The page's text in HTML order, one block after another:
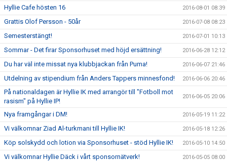
Hyllie Cafe hösten 16 2016-08-01 08:39
Grattis Olof Persson - 50år 2016-07-08 08:23
Semesterstängt! 2016-07-01 10:13
Sommar - Det firar Sponsorhuset med höjd ersättning! 2016-06-28 12:12
Du har väl inte missat nya klubbjackan från Puma! 2016-06-07 21:46
Utdelning av stipendium från Anders Tappers minnesfond! 2016-06-06 20:46
På nationaldagen är Hyllie IK med arrangör till "Fotboll mot
rasism" på Hyllie IP!
2016-06-05 20:06
Nya framgångar i DM! 2016-05-19 11:22
Vi välkomnar Ziad Al-turkmani till Hyllie IK! 2016-05-18 12:26
Köp solskydd och lotion via Sponsorhuset - stöd Hyllie IK! 2016-05-10 14:50
Vi välkomnar Hyllie Däck i vårt sponsornätverk! 2016-05-05 08:00